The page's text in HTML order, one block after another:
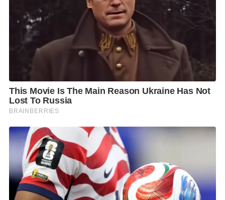
นักวิชาการจากจุฬาฯ มองว่า ไทยกำลังอยู่ในช่วงเปลี่ยน
ผ่านทางเศรษฐกิจ จากเดิมที่พึ่งพาการผลิตต้นทุนต่ำ ไปสู่
เศรษฐกิจฐานนวัตกรรม โดยฝรั่งเศสมีจุดแข็งด้าน
อุตสาหกรรมอากาศยาน พลังงานสะอาด ระบบราง
ปัญญาประดิษฐ์ หรือ AI อุตสาหกรรมป้องกันประเทศ
และเศรษฐกิจสร้างสรรค์ ซึ่งล้วนเป็นสาขาที่ไทยต้องการ
ยกระดับขีดความสามารถการแข่งขัน
ดร.สติธร ระบุว่า หากไทยสามารถดึงการลงทุนจากบริษัท
ชั้นนำของฝรั่งเศสได้ สิ่งที่จะเกิดขึ้นไม่ใช่เพียงเม็ดเงิน
ลงทุน แต่รวมถึงการถ่ายทอดเทคโนโลยี การพัฒนาทักษะ
แรงงาน และการเชื่อมโยงเข้าสู่ห่วงโซ่อุปทานคุณภาพสูง
ของโลก